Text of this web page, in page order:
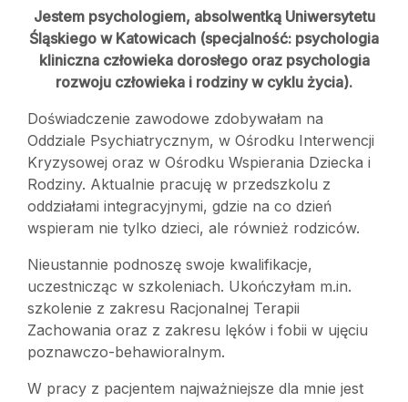
Jestem psychologiem, absolwentką Uniwersytetu
Śląskiego w Katowicach (specjalność: psychologia
kliniczna człowieka dorosłego oraz psychologia
rozwoju człowieka i rodziny w cyklu życia).
Doświadczenie zawodowe zdobywałam na
Oddziale Psychiatrycznym, w Ośrodku Interwencji
Kryzysowej oraz w Ośrodku Wspierania Dziecka i
Rodziny. Aktualnie pracuję w przedszkolu z
oddziałami integracyjnymi, gdzie na co dzień
wspieram nie tylko dzieci, ale również rodziców.
Nieustannie podnoszę swoje kwalifikacje,
uczestnicząc w szkoleniach. Ukończyłam m.in.
szkolenie z zakresu Racjonalnej Terapii
Zachowania oraz z zakresu lęków i fobii w ujęciu
poznawczo-behawioralnym.
W pracy z pacjentem najważniejsze dla mnie jest